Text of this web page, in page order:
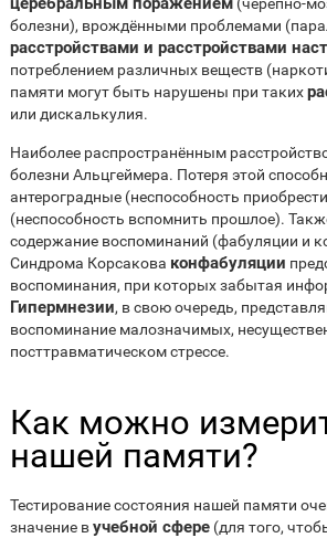
болезни), врождёнными проблемами
расстройствами и расстройствами
потреблением различных веществ
памяти могут быть нарушены при таких
или дискалькулия.
Наиболее распространённым
болезни Альцгеймера. Потеря этой
антероградные (неспособность
(неспособность вспомнить прошлое).
содержание воспоминаний (фабуляции и
Синдрома Корсакова конфабуляции
воспоминания, при которых забытая
Гипермнезии, в свою очередь,
воспоминание малозначимых,
посттравматическом стрессе.
Как можно
нашей памяти?
Тестирование состояния нашей памяти
значение вучебной сфере (для того,